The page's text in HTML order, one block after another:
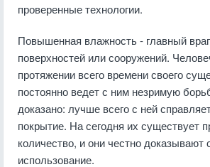
проверенные технологии.
Повышенная влажность - главный
поверхностей или сооружений.
протяжении всего времени своего
постоянно ведет с ним незримую
доказано: лучше всего с ней
покрытие. На сегодня их существует
количество, и они честно доказывают
использование.